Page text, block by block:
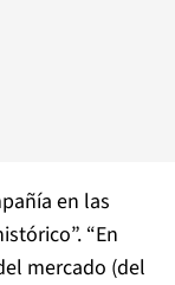
en las
“En
mercado (del